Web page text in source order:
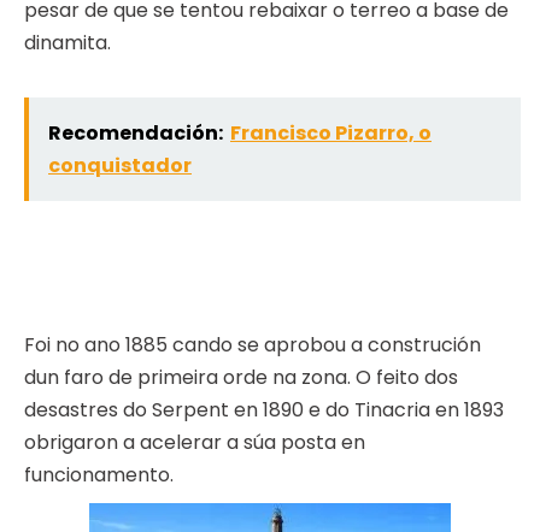
pesar de que se tentou rebaixar o terreo a base de
dinamita.
Recomendación: Francisco Pizarro, o
conquistador
Foi no ano 1885 cando se aprobou a construción
dun faro de primeira orde na zona. O feito dos
desastres do Serpent en 1890 e do Tinacria en 1893
obrigaron a acelerar a súa posta en
funcionamento.